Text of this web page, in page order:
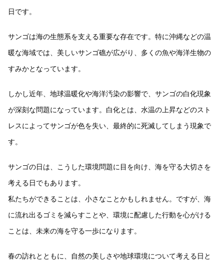
日です。
サンゴは海の生態系を支える重要な存在です。特に沖縄などの温
暖な海域では、美しいサンゴ礁が広がり、多くの魚や海洋生物の
すみかとなっています。
しかし近年、地球温暖化や海洋汚染の影響で、サンゴの白化現象
が深刻な問題になっています。白化とは、水温の上昇などのスト
レスによってサンゴが色を失い、最終的に死滅してしまう現象で
す。
サンゴの日は、こうした環境問題に目を向け、海を守る大切さを
考える日でもあります。
私たちができることは、小さなことかもしれません。ですが、海
に流れ出るゴミを減らすことや、環境に配慮した行動を心がける
ことは、未来の海を守る一歩になります。
春の訪れとともに、自然の美しさや地球環境について考える日と